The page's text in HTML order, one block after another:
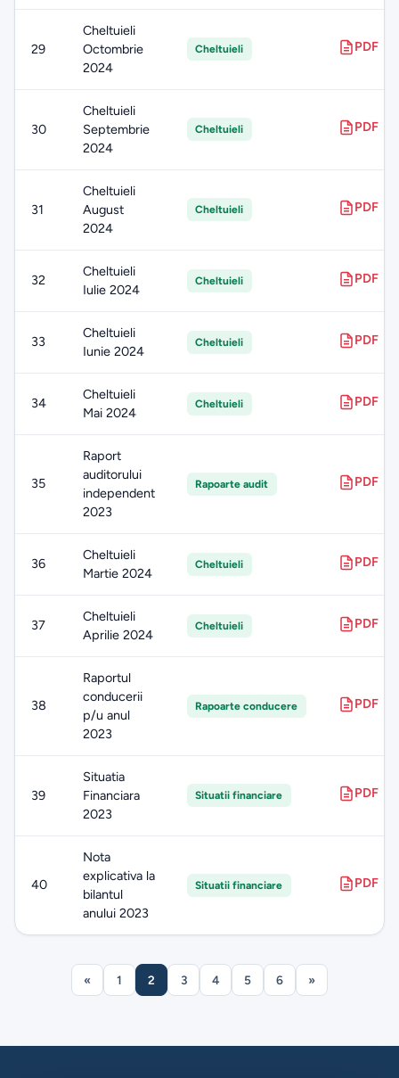
29
Cheltuieli
Octombrie
2024
Cheltuieli PDF
30
Cheltuieli
Septembrie
2024
Cheltuieli PDF
31
Cheltuieli
August
2024
Cheltuieli PDF
32
Cheltuieli
Iulie 2024
Cheltuieli PDF
33
Cheltuieli
Iunie 2024
Cheltuieli PDF
34
Cheltuieli
Mai 2024
Cheltuieli PDF
35
Raport
auditorului
independent
2023
Rapoarte audit PDF
36
Cheltuieli
Martie 2024
Cheltuieli PDF
37
Cheltuieli
Aprilie 2024
Cheltuieli PDF
38
Raportul
conducerii
p/u anul
2023
Rapoarte conducere PDF
39
Situatia
Financiara
2023
Situatii financiare PDF
40
Nota
explicativa la
bilantul
anului 2023
Situatii financiare PDF
« 1 2 3 4 5 6 »